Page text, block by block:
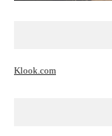
Klook.com